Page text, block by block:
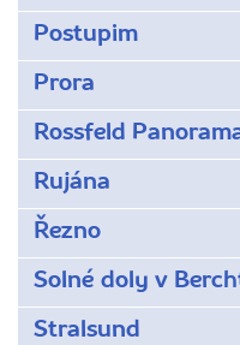
Postupim
Prora
Rossfeld
Rujána
Řezno
Solné doly v
Stralsund